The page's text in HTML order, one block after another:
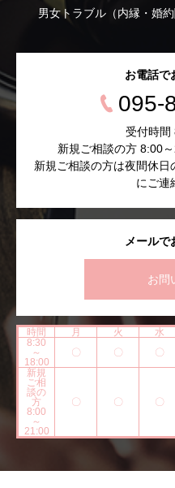
男女トラブル（内縁・婚約
メールで
お問
お電話で
095-
受付時間
新規ご相談の方 8:00
新規ご相談の方は夜間休
にご連
時間 月 火 水
8:30
～
18:00
〇 〇 〇
新規
ご相
談の
方
8:00
～
21:00
〇 〇 〇